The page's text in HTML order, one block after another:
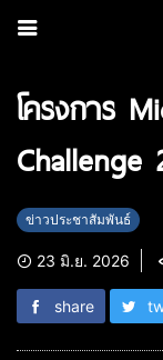
โครงการ
Challenge
ข่าวประชาสัมพันธ์
23 มิ.ย. 2026
share